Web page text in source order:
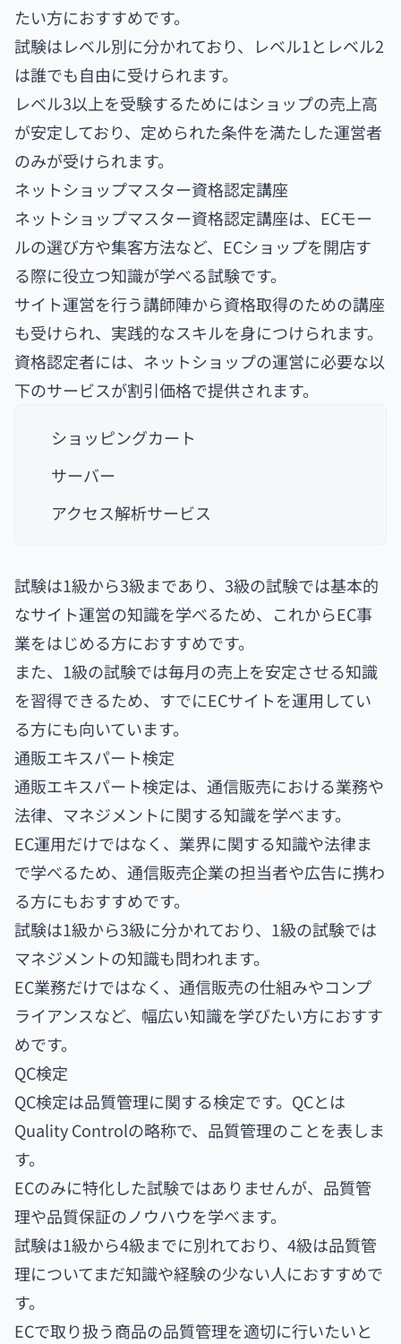
たい方におすすめです。
試験はレベル別に分かれており、レベル1とレベル2
は誰でも自由に受けられます。
レベル3以上を受験するためにはショップの売上高
が安定しており、定められた条件を満たした運営者
のみが受けられます。
ネットショップマスター資格認定講座
ネットショップマスター資格認定講座は、ECモー
ルの選び方や集客方法など、ECショップを開店す
る際に役立つ知識が学べる試験です。
サイト運営を行う講師陣から資格取得のための講座
も受けられ、実践的なスキルを身につけられます。
資格認定者には、ネットショップの運営に必要な以
下のサービスが割引価格で提供されます。
ショッピングカート
サーバー
アクセス解析サービス
試験は1級から3級まであり、3級の試験では基本的
なサイト運営の知識を学べるため、これからEC事
業をはじめる方におすすめです。
また、1級の試験では毎月の売上を安定させる知識
を習得できるため、すでにECサイトを運用してい
る方にも向いています。
通販エキスパート検定
通販エキスパート検定は、通信販売における業務や
法律、マネジメントに関する知識を学べます。
EC運用だけではなく、業界に関する知識や法律ま
で学べるため、通信販売企業の担当者や広告に携わ
る方にもおすすめです。
試験は1級から3級に分かれており、1級の試験では
マネジメントの知識も問われます。
EC業務だけではなく、通信販売の仕組みやコンプ
ライアンスなど、幅広い知識を学びたい方におすす
めです。
QC検定
QC検定は品質管理に関する検定です。QCとは
Quality Controlの略称で、品質管理のことを表しま
す。
ECのみに特化した試験ではありませんが、品質管
理や品質保証のノウハウを学べます。
試験は1級から4級までに別れており、4級は品質管
理についてまだ知識や経験の少ない人におすすめで
す。
ECで取り扱う商品の品質管理を適切に行いたいと